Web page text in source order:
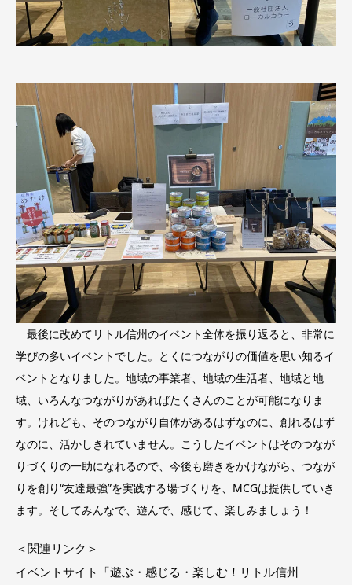
最後に改めてリトル信州のイベント全体を振り返ると、非常に
学びの多いイベントでした。とくにつながりの価値を思い知るイ
ベントとなりました。地域の事業者、地域の生活者、地域と地
域、いろんなつながりがあればたくさんのことが可能になりま
す。けれども、そのつながり自体があるはずなのに、創れるはず
なのに、活かしきれていません。こうしたイベントはそのつなが
りづくりの一助になれるので、今後も磨きをかけながら、つなが
りを創り“友達最強”を実践する場づくりを、MCGは提供していき
ます。そしてみんなで、遊んで、感じて、楽しみましょう！
＜関連リンク＞
イベントサイト「遊ぶ・感じる・楽しむ！リトル信州